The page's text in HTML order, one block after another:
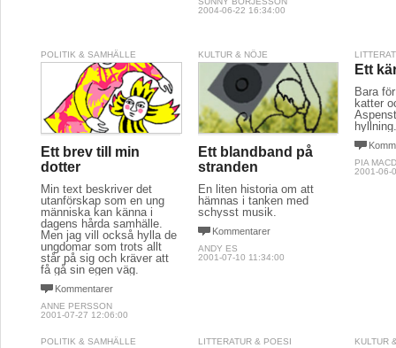
2004-06-22 16:34:00
POLITIK & SAMHÄLLE
Ett brev till min
dotter
Min text beskriver det
utanförskap som en ung
människa kan känna i
dagens hårda samhälle.
Men jag vill också hylla de
ungdomar som trots allt
står på sig och kräver att
få gå sin egen väg.
Kommentarer
ANNE PERSSON
2001-07-27 12:06:00
KULTUR & NÖJE
Ett blandband på
stranden
En liten historia om att
hämnas i tanken med
schysst musik.
Kommentarer
ANDY ES
2001-07-10 11:34:00
Ett
Bara
katter
PIA
2001-06-
POLITIK & SAMHÄLLE LITTERATUR & POESI KULTUR